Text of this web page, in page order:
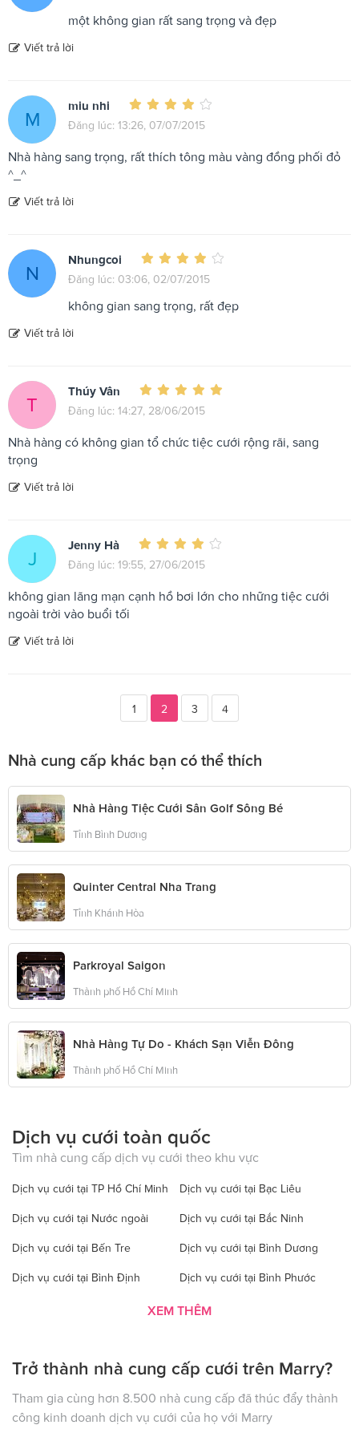
một không gian rất sang trọng và đẹp
Viết trả lời
M
miu nhi
Đăng lúc: 13:26, 07/07/2015
Nhà hàng sang trọng, rất thích tông màu vàng đồng phối đỏ
^_^
Viết trả lời
N
Nhungcoi
Đăng lúc: 03:06, 02/07/2015
không gian sang trọng, rất đẹp
Viết trả lời
T
Thúy Vân
Đăng lúc: 14:27, 28/06/2015
Nhà hàng có không gian tổ chức tiệc cưới rộng rãi, sang
trọng
Viết trả lời
J
Jenny Hà
Đăng lúc: 19:55, 27/06/2015
không gian lãng mạn cạnh hồ bơi lớn cho những tiệc cưới
ngoài trời vào buổi tối
Viết trả lời
1 2 3 4
Nhà cung cấp khác bạn có thể thích
Nhà Hàng Tiệc Cưới Sân Golf Sông Bé
Tỉnh Bình Dương
Quinter Central Nha Trang
Tỉnh Khánh Hòa
Parkroyal Saigon
Thành phố Hồ Chí Minh
Nhà Hàng Tự Do - Khách Sạn Viễn Đông
Thành phố Hồ Chí Minh
Dịch vụ cưới toàn quốc
Tìm nhà cung cấp dịch vụ cưới theo khu vực
Dịch vụ cưới tại TP Hồ Chí Minh Dịch vụ cưới tại Bạc Liêu
Dịch vụ cưới tại Nước ngoài Dịch vụ cưới tại Bắc Ninh
Dịch vụ cưới tại Bến Tre Dịch vụ cưới tại Bình Dương
Dịch vụ cưới tại Bình Định Dịch vụ cưới tại Bình Phước
Dịch vụ cưới tại Bình Thuận Dịch vụ cưới tại Cà Mau
Dịch vụ cưới tại Hà Nội Dịch vụ cưới tại Đăk Nông
Dịch vụ cưới tại Điện Biên Dịch vụ cưới tại Đồng Nai
Dịch vụ cưới tại Đồng Tháp Dịch vụ cưới tại Gia Lai
XEM THÊM
Trở thành nhà cung cấp cưới trên Marry?
Tham gia cùng hơn 8.500 nhà cung cấp đã thúc đẩy thành
công kinh doanh dịch vụ cưới của họ với Marry